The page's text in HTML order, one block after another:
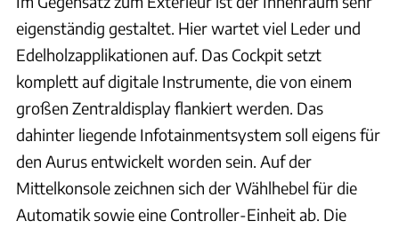
eigenständig gestaltet. Hier wartet viel Leder und
Edelholzapplikationen auf. Das Cockpit setzt
komplett auf digitale Instrumente, die von einem
großen Zentraldisplay flankiert werden. Das
dahinter liegende Infotainmentsystem soll eigens für
den Aurus entwickelt worden sein. Auf der
Mittelkonsole zeichnen sich der Wählhebel für die
Automatik sowie eine Controller-Einheit ab. Die